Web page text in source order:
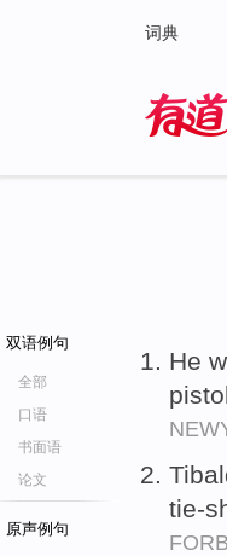
词典
双语例句
全部
口语
书面语
论文
原声例句
He
tie-